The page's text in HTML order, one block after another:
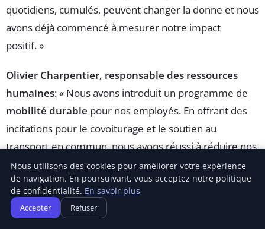
quotidiens, cumulés, peuvent changer la donne et nous
avons déjà commencé à mesurer notre impact
positif. »
Olivier Charpentier, responsable des ressources
humaines: « Nous avons introduit un programme de
mobilité durable pour nos employés. En offrant des
incitations pour le covoiturage et le soutien au
transport en commun, nous avons réussi à réduire nos
émissions liées aux déplacements. De plus, nous avons
installé des bornes de recharge pour les véhicules
électriques sur notre parking. »
Nous utilisons des cookies pour améliorer votre expérience
de navigation. En poursuivant, vous acceptez notre politique
de confidentialité. En savoir plus
Accepter Refuser